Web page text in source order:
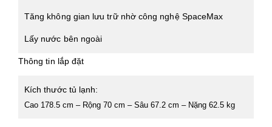
Tăng không gian lưu trữ nhờ công nghệ SpaceMax
Lấy nước bên ngoài
Thông tin lắp đặt
Kích thước tủ lạnh:
Cao 178.5 cm – Rộng 70 cm – Sâu 67.2 cm – Nặng 62.5 kg